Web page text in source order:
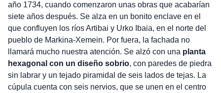
año 1734, cuando comenzaron unas obras que acabarían
siete años después. Se alza en un bonito enclave en el
que confluyen los ríos Artibai y Urko Ibaia, en el norte del
pueblo de Markina-Xemein. Por fuera, la fachada no
llamará mucho nuestra atención. Se alzó con una planta
hexagonal con un diseño sobrio, con paredes de piedra
sin labrar y un tejado piramidal de seis lados de tejas. La
cúpula cuenta con seis nervios, que se unen en el centro